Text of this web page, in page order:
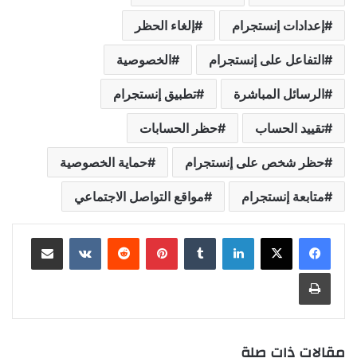
إعدادات إنستجرام إلغاء الحظر
التفاعل على إنستجرام الخصوصية
الرسائل المباشرة تطبيق إنستجرام
تقييد الحساب حظر الحسابات
حظر شخص على إنستجرام حماية الخصوصية
متابعة إنستجرام مواقع التواصل الاجتماعي
لينكدإن بينتيريست مشاركة عبر البريد
طباعة
مقالات ذات صلة